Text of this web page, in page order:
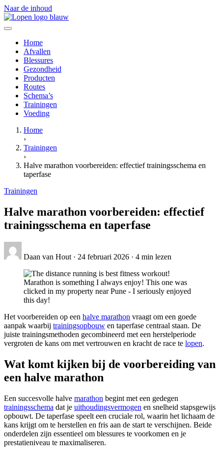
Naar de inhoud
Home
Afvallen
Blessures
Gezondheid
Producten
Routes
Schema’s
Trainingen
Voeding
Home
›
Trainingen
›
Halve marathon voorbereiden: effectief trainingsschema en
taperfase
Trainingen
Halve marathon voorbereiden: effectief
trainingsschema en taperfase
Daan van Hout · 24 februari 2026 · 4 min lezen
Het voorbereiden op een halve marathon vraagt om een goede
aanpak waarbij trainingsopbouw en taperfase centraal staan. De
juiste trainingsmethoden gecombineerd met een herstelperiode
vergroten de kans om met vertrouwen en kracht de race te lopen.
Wat komt kijken bij de voorbereiding van
een halve marathon
Een succesvolle halve marathon begint met een gedegen
trainingsschema dat je uithoudingsvermogen en snelheid stapsgewijs
opbouwt. De taperfase speelt een cruciale rol, waarin het lichaam de
kans krijgt om te herstellen en fris aan de start te verschijnen. Beide
onderdelen zijn essentieel om blessures te voorkomen en je
prestatieniveau te maximaliseren.